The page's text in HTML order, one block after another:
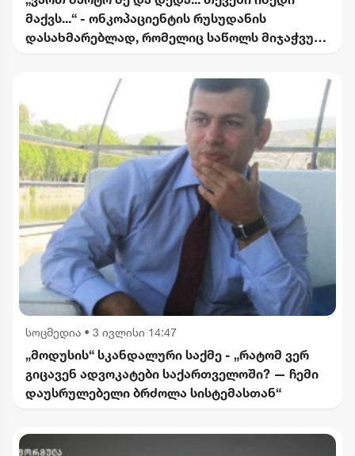
მაქვს...“ - ონკოპაციენტის რუსუდანის
დასახმარებლად, რომელიც საწოლს მიჯაჭვულ
სოცმედია • 3 ივლისი 14:47
„მოდუსის“ სკანდალური საქმე - „რატომ ვერ
გიცავენ ადვოკატები საქართველოში? — ჩემი
დაუსრულებელი ბრძოლა სისტემასთან“